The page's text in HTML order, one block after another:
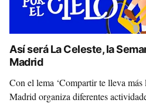
Así será La Celeste, la
Madrid
Con el lema ‘Compartir te lleva
Madrid organiza diferentes